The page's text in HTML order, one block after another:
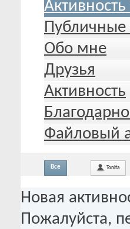
Обо мне
Друзья
Активность
Файловый
Все Tonita
Новая
Пожалуйста,